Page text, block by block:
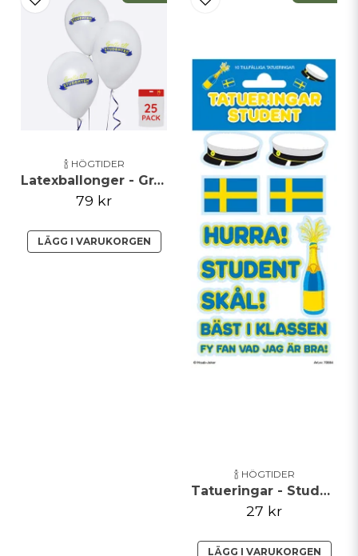
🍾 HÖGTIDER
Latexballonger - Grattis Till Studenten - 25 pack
79 kr
LÄGG I VARUKORGEN
🍾 HÖGTIDER
Tatueringar - Student
27 kr
LÄGG I VARUKORGEN